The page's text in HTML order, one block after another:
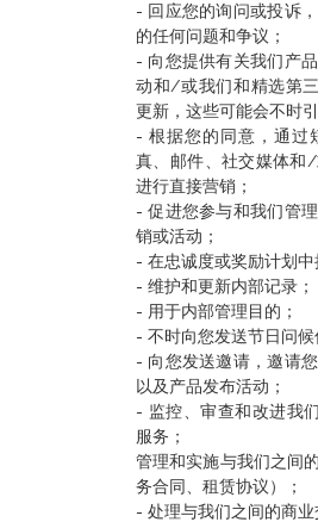
- 回应您的询问或投诉
的任何问题和争议；
- 向您提供有关我们产
动和/或我们和精选第
更新，这些可能会不时
- 根据您的同意，通过
真、邮件、社交媒体和
进行直接营销；
- 促进您参与和我们管
销或活动；
- 在忠诚度或奖励计划中
- 维护和更新内部记录；
- 用于内部管理目的；
- 不时向您发送节日问候
- 向您发送邀请，邀请
以及产品发布活动；
- 监控、审查和改进我
服务；
管理和实施与我们之间
务合同、租赁协议）；
- 处理与我们之间的商业